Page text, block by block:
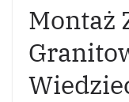
Montaż